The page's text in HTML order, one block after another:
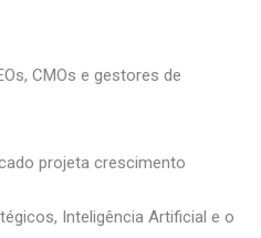
CMOs e gestores de
projeta crescimento
Inteligência Artificial e o